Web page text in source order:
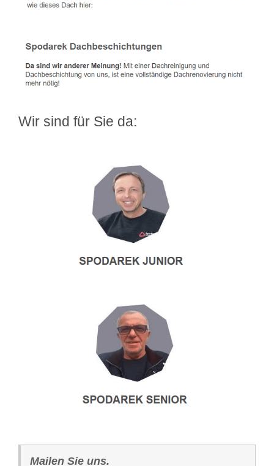
Wir sind für Sie da:
Mailen Sie uns.